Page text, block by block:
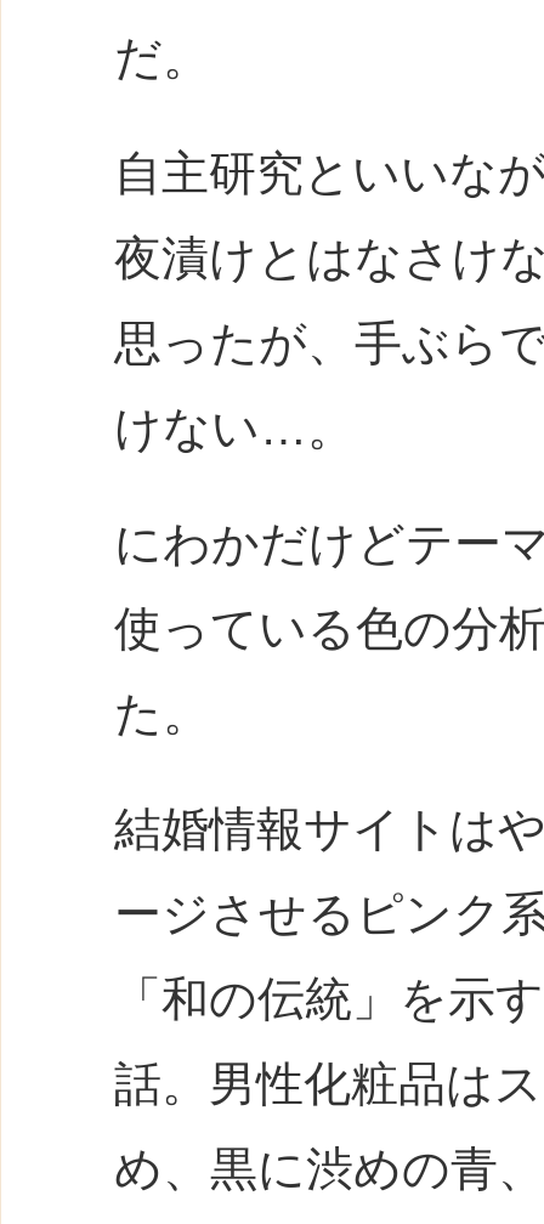
だ。
自主研究といいな
夜漬けとはなさけ
思ったが、手ぶら
けない…。
にわかだけどテー
使っている色の分
た。
結婚情報サイトは
ージさせるピンク
「和の伝統」を示
話。男性化粧品は
め、黒に渋めの青